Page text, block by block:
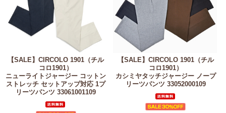
【SALE】CIRCOLO 1901（チル
コロ1901）
ニューライトジャージー コットン
ストレッチ セットアップ対応 1プ
リーツパンツ 33061001109
【SALE】 CIRCOLO 1901（チル
コロ1901）
カシミヤタッチジャージー ノープ
リーツパンツ 33052000109